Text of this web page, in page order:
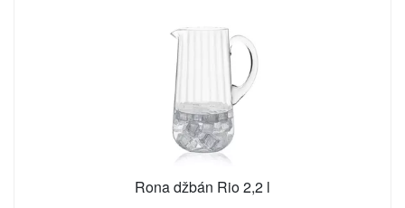
Rona džbán Rio 2,2 l